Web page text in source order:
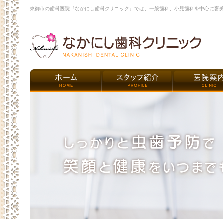
東御市の歯科医院『なかにし歯科クリニック』では、一般歯科、小児歯科を中心に